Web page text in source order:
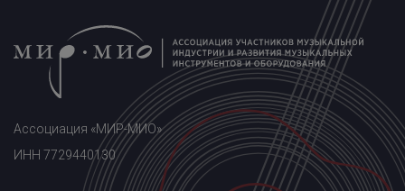
Ассоциация «МИР-МИО»
ИНН 7729440130